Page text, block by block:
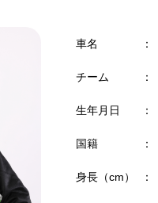
車名 ：
チーム ：
生年月日 ：
国籍 ：
身長（cm） ：